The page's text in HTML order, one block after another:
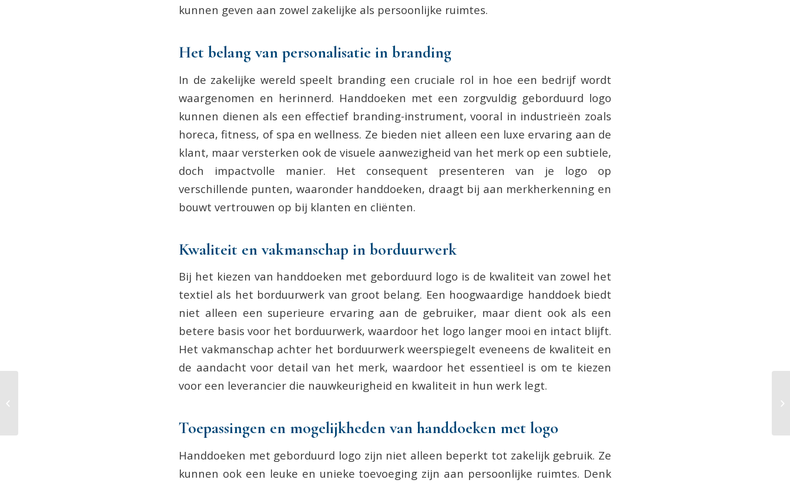
kunnen geven aan zowel zakelijke als persoonlijke ruimtes.
Het belang van personalisatie in branding
In de zakelijke wereld speelt branding een cruciale rol in hoe een bedrijf wordt
waargenomen en herinnerd. Handdoeken met een zorgvuldig geborduurd logo
kunnen dienen als een effectief branding-instrument, vooral in industrieën zoals
horeca, fitness, of spa en wellness. Ze bieden niet alleen een luxe ervaring aan de
klant, maar versterken ook de visuele aanwezigheid van het merk op een subtiele,
doch impactvolle manier. Het consequent presenteren van je logo op
verschillende punten, waaronder handdoeken, draagt bij aan merkherkenning en
bouwt vertrouwen op bij klanten en cliënten.
Kwaliteit en vakmanschap in borduurwerk
Bij het kiezen van handdoeken met geborduurd logo is de kwaliteit van zowel het
textiel als het borduurwerk van groot belang. Een hoogwaardige handdoek biedt
niet alleen een superieure ervaring aan de gebruiker, maar dient ook als een
betere basis voor het borduurwerk, waardoor het logo langer mooi en intact blijft.
Het vakmanschap achter het borduurwerk weerspiegelt eveneens de kwaliteit en
de aandacht voor detail van het merk, waardoor het essentieel is om te kiezen
voor een leverancier die nauwkeurigheid en kwaliteit in hun werk legt.
Toepassingen en mogelijkheden van handdoeken met logo
Handdoeken met geborduurd logo zijn niet alleen beperkt tot zakelijk gebruik. Ze
kunnen ook een leuke en unieke toevoeging zijn aan persoonlijke ruimtes. Denk